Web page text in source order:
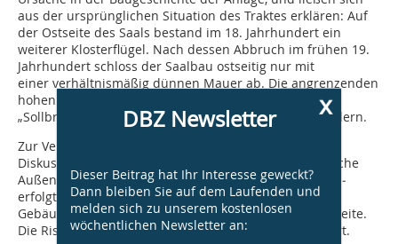
aus der ursprünglichen Situation des Traktes erklären: Auf
der Ostseite des Saals bestand im 18. Jahrhundert ein
weiterer Klosterflügel. Nach dessen Abbruch im frühen 19.
Jahrhundert schloss der Saalbau ostseitig nur mit
einer verhältnismäßig dünnen Mauer ab. Die angrenzenden
hohen Doppelfenster des Saals bilden eine Art
„Sollbruchstelle“ zwischen den massiveren Mauerpfeilern.
Zur Vermeidung weiterer Risse wurde nach intensiver
Diskus­sion beschlossen, die freistehende, dünne östliche
Außenmauer des Saals zu stabilisieren (Abb. 17). Dies ­
erfolgte über die Zufügung eines die histori­sche
Gebäudekubatur aufnehmenden Anbaus auf der Ostseite.
Die Risse im Mauer­werk wurden kraftschlüssig injiziert.
x
DBZ Newsletter
Dieser Beitrag hat Ihr Interesse geweckt?
Dann bleiben Sie auf dem Laufenden und
melden sich zu unserem kostenlosen
wöchentlichen Newsletter an: